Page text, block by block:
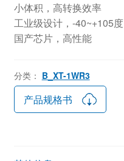
小体积，高转换效率
工业级设计，-40~+105度
国产芯片，高性能
分类： B_XT-1WR3
产品规格书